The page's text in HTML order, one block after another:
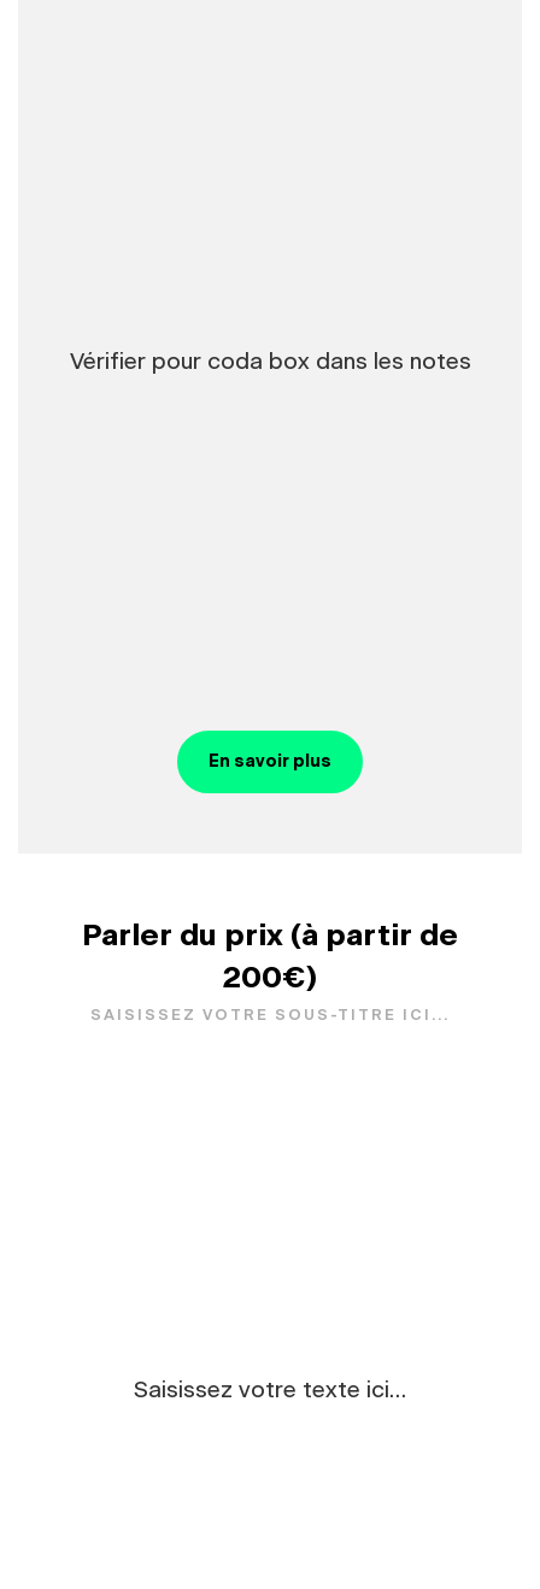
Vérifier pour coda box dans les notes
En savoir plus
Parler du prix (à partir de
200€)
SAISISSEZ VOTRE SOUS-TITRE ICI...
Saisissez votre texte ici…